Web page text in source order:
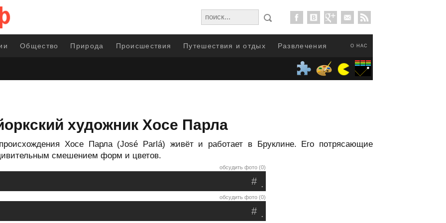
О НАС
Общество Природа Происшествия Путешествия и отдых Развлечения
художник Хосе Парла
происхождения Хосе Парла (José Parlá) живёт и работает в Бруклине. Его потрясающие
смешением форм и цветов.
обсудить фото (0)
.
#
обсудить фото (0)
.
#